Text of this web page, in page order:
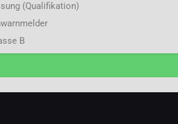
(Qualifikation)
B